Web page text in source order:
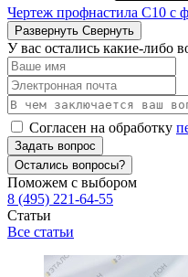
Чертеж профнастила С10 с
Развернуть Свернуть
У вас остались какие-либо
Согласен на обработку
Задать вопрос
Остались вопросы?
Поможем с выбором
8 (495) 221-64-55
Статьи
Все статьи